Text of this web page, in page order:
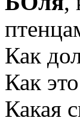
Как
Как
Какая